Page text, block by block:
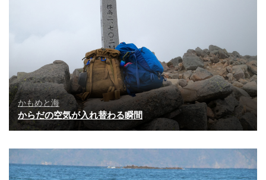
かもめと海
からだの空気が入れ替わる瞬間